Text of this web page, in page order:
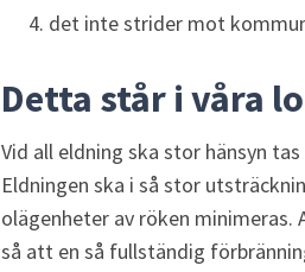
det inte strider mot
Detta står i våra
Vid all eldning ska stor hänsyn
Eldningen ska i så stor
olägenheter av röken
så att en så fullständig